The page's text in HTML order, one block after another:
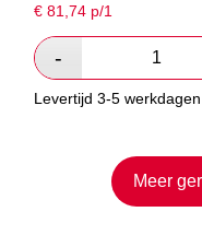
€81,74 p/1
Levertijd 3-5 werkdagen
Meer